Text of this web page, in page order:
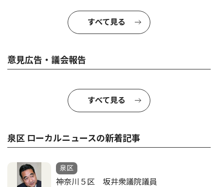
すべて見る
意見広告・議会報告
すべて見る
泉区 ローカルニュースの新着記事
泉区
神奈川５区 坂井衆議院議員